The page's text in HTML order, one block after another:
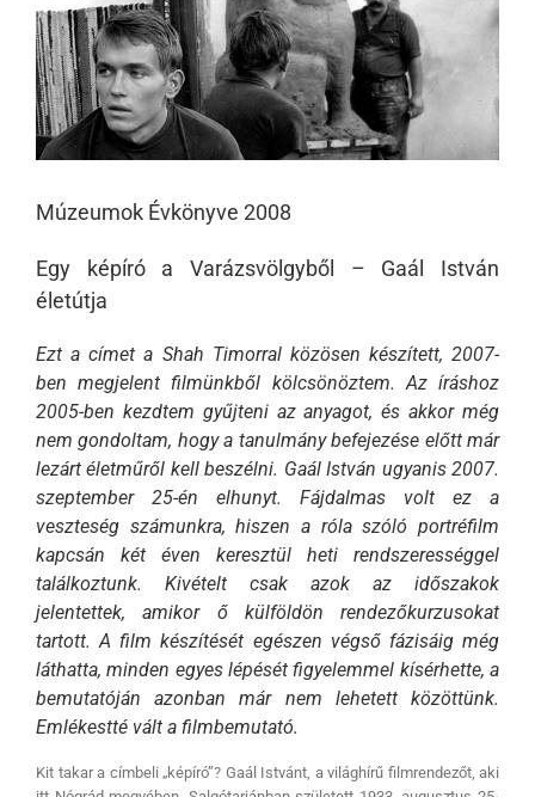
Múzeumok Évkönyve 2008
Egy képíró a Varázsvölgyből – Gaál István
életútja
Ezt a címet a Shah Timorral közösen készített, 2007-
ben megjelent filmünkből kölcsönöztem. Az íráshoz
2005-ben kezdtem gyűjteni az anyagot, és akkor még
nem gondoltam, hogy a tanulmány befejezése előtt már
lezárt életműről kell beszélni. Gaál István ugyanis 2007.
szeptember 25-én elhunyt. Fájdalmas volt ez a
veszteség számunkra, hiszen a róla szóló portréfilm
kapcsán két éven keresztül heti rendszerességgel
találkoztunk. Kivételt csak azok az időszakok
jelentettek, amikor ő külföldön rendezőkurzusokat
tartott. A film készítését egészen végső fázisáig még
láthatta, minden egyes lépését figyelemmel kísérhette, a
bemutatóján azonban már nem lehetett közöttünk.
Emlékestté vált a filmbemutató.
Kit takar a címbeli „képíró”? Gaál Istvánt, a világhírű filmrendezőt, aki